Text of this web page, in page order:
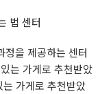
법 센터
정을 제공하는 센터
는 가게로 추천받았
가게로 추천받았